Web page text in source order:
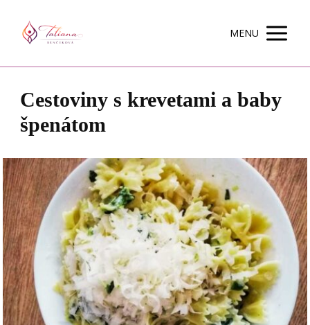
MENU
Cestoviny s krevetami a baby
špenátom